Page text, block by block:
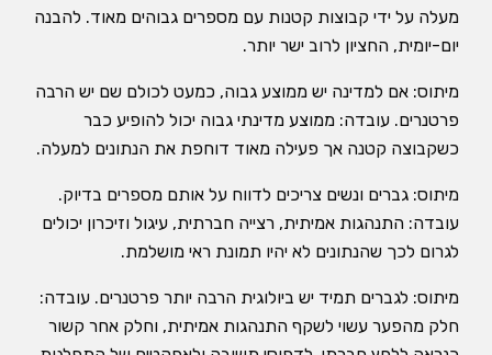
מעלה על ידי קבוצות קטנות עם מספרים גבוהים מאוד. להבנה
יום-יומית, החציון לרוב ישר יותר.
מיתוס: אם למדינה יש ממוצע גבוה, כמעט לכולם שם יש הרבה
פרטנרים. עובדה: ממוצע מדינתי גבוה יכול להופיע כבר
כשקבוצה קטנה אך פעילה מאוד דוחפת את הנתונים למעלה.
מיתוס: גברים ונשים צריכים לדווח על אותם מספרים בדיוק.
עובדה: התנהגות אמיתית, רצייה חברתית, עיגול וזיכרון יכולים
לגרום לכך שהנתונים לא יהיו תמונת ראי מושלמת.
מיתוס: לגברים תמיד יש ביולוגית הרבה יותר פרטנרים. עובדה:
חלק מהפער עשוי לשקף התנהגות אמיתית, וחלק אחר קשור